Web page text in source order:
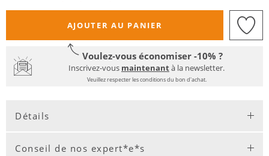
AJOUTER AU PANIER
Voulez-vous économiser -10% ?
Inscrivez-vous maintenantà la newsletter.
Veuillez respecter les conditions du bon d'achat.
Détails
Conseil de nos expert*e*s